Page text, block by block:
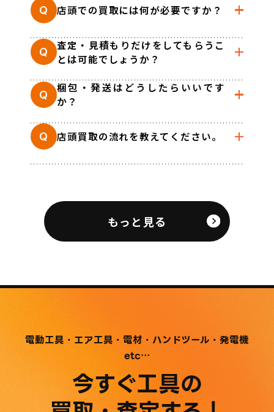
Q 店頭での買取には何が必要ですか？
Q
査定・見積もりだけをしてもらうこ
とは可能でしょうか？
Q
梱包・発送はどうしたらいいです
か？
Q 店頭買取の流れを教えてください。
もっと見る
電動工具・エア工具・電材・ハンドツール・発電機
etc…
今すぐ工具の
LINE査定 お問い合わせ